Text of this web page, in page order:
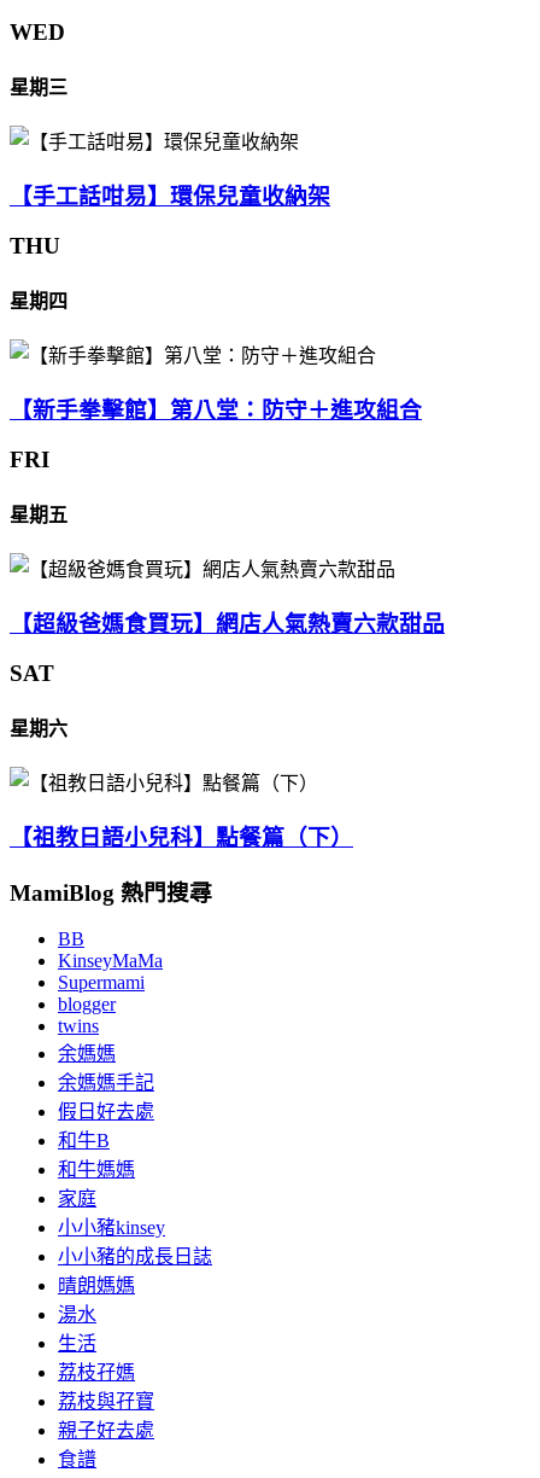
WED
星期三
【手工話咁易】環保兒童收納架
THU
星期四
【新手拳擊館】第八堂：防守＋進攻組合
FRI
星期五
【超級爸媽食買玩】網店人氣熱賣六款甜品
SAT
星期六
【祖教日語小兒科】點餐篇（下）
MamiBlog 熱門搜尋
BB
KinseyMaMa
Supermami
blogger
twins
余媽媽
余媽媽手記
假日好去處
和牛B
和牛媽媽
家庭
小小豬kinsey
小小豬的成長日誌
晴朗媽媽
湯水
生活
荔枝孖媽
荔枝與孖寶
親子好去處
食譜